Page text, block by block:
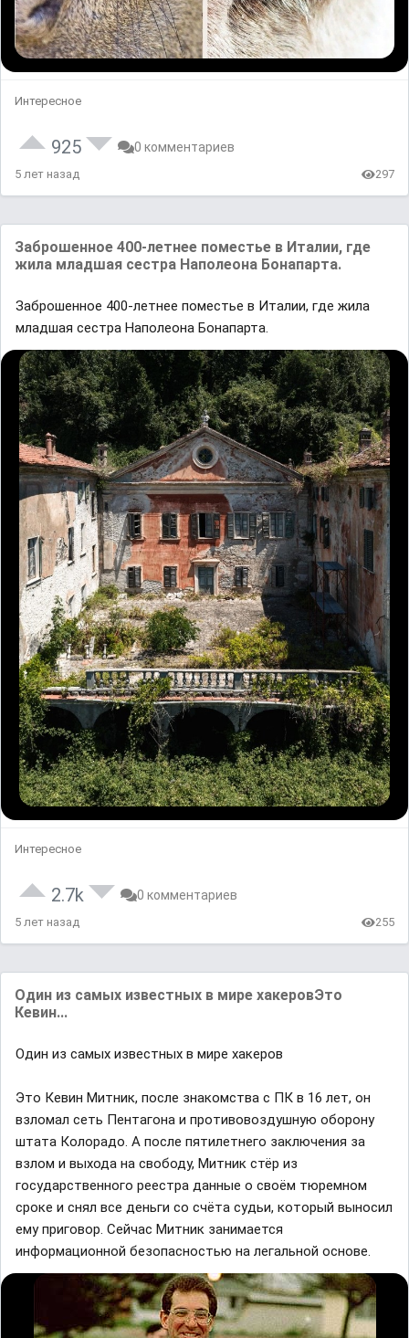
Интересное
925 0 комментариев
5 лет назад 297
Заброшенное 400-летнее поместье в Италии, где
жила младшая сестра Наполеона Бонапарта.
Заброшенное 400-летнее поместье в Италии, где жила
младшая сестра Наполеона Бонапарта.
Интересное
2.7k 0 комментариев
5 лет назад 255
Один из самых известных в мире хакеровЭто
Кевин...
Один из самых известных в мире хакеров
Это Кевин Митник, после знакомства с ПК в 16 лет, он
взломал сеть Пентагона и противовоздушную оборону
штата Колорадо. А после пятилетнего заключения за
взлом и выхода на свободу, Митник стёр из
государственного реестра данные о своём тюремном
сроке и снял все деньги со счёта судьи, который выносил
ему приговор. Сейчас Митник занимается
информационной безопасностью на легальной основе.